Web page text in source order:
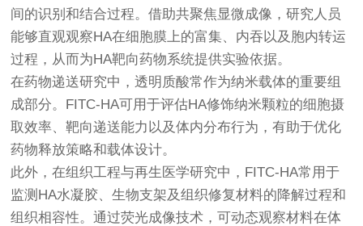
间的识别和结合过程。借助共聚焦显微成像，研究人员
能够直观观察HA在细胞膜上的富集、内吞以及胞内转运
过程，从而为HA靶向药物系统提供实验依据。
在药物递送研究中，透明质酸常作为纳米载体的重要组
成部分。FITC-HA可用于评估HA修饰纳米颗粒的细胞摄
取效率、靶向递送能力以及体内分布行为，有助于优化
药物释放策略和载体设计。
此外，在组织工程与再生医学研究中，FITC-HA常用于
监测HA水凝胶、生物支架及组织修复材料的降解过程和
组织相容性。通过荧光成像技术，可动态观察材料在体